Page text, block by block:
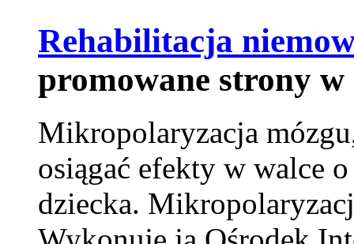
Rehabilitacja
promowane strony
Mikropolaryzacja
osiągać efekty w walce
dziecka.